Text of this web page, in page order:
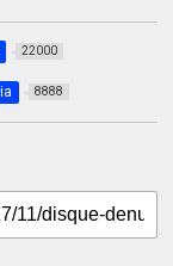
22000
8888